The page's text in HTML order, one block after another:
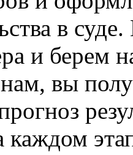
в
и берем
вы
каждом